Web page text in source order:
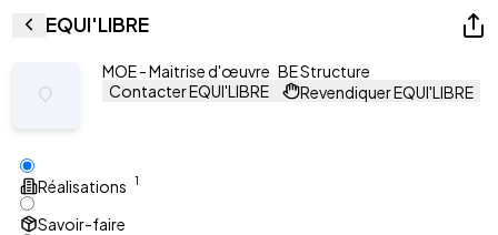
EQUI'LIBRE
MOE - Maitrise d'œuvre BE Structure
Contacter EQUI'LIBRE
Revendiquer EQUI'LIBRE
Réalisations 1
Savoir-faire